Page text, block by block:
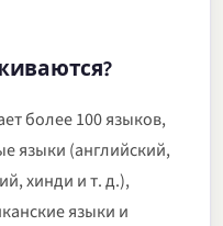
более 100 языков,
языки (английский,
хинди и т. д.),
языки и